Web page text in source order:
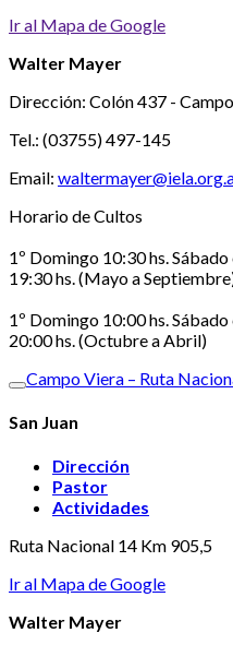
Ir al Mapa de Google
Walter Mayer
Dirección: Colón 437 -
Tel.: (03755) 497-145
Email:
Horario de Cultos
1º Domingo 10:30 hs.
19:30 hs. (Mayo a
1º Domingo 10:00 hs.
20:00 hs. (Octubre a Abril)
Campo Viera – Ruta
San Juan
Dirección
Pastor
Actividades
Ruta Nacional 14 Km 905,5
Ir al Mapa de Google
Walter Mayer